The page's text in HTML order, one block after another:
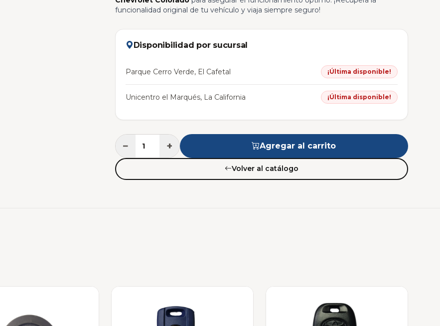
funcionalidad original de tu vehículo y viaja siempre seguro!
Disponibilidad por sucursal
Parque Cerro Verde, El Cafetal ¡Última disponible!
Unicentro el Marqués, La California ¡Última disponible!
− + Agregar al carrito
Volver al catálogo